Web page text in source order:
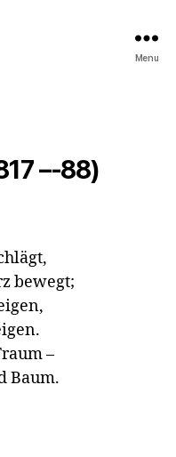
Menu
–-88)
bewegt;
–
Baum.